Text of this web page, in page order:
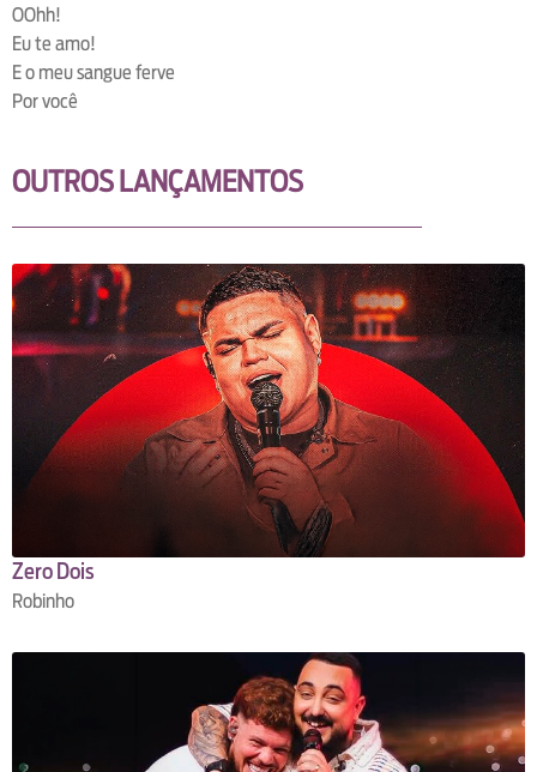
OOhh!
Eu te amo!
E o meu sangue ferve
Por você
OUTROS LANÇAMENTOS
Zero Dois
Robinho